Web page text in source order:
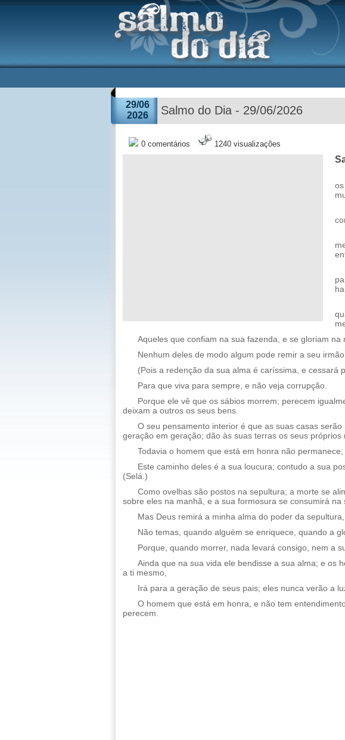
29/06
2026
Salmo do Dia - 29/06/2026
0 comentários 1240 visualizações
Aqueles que confiam na sua fazenda, e se gloriam na
Nenhum deles de modo algum pode remir a seu
(Pois a redenção da sua alma é caríssima, e cessará
Para que viva para sempre, e não veja corrupção.
Porque ele vê que os sábios morrem; perecem
deixam a outros os seus bens.
O seu pensamento interior é que as suas casas
geração em geração; dão às suas terras os seus próprios
Todavia o homem que está em honra não
Este caminho deles é a sua loucura; contudo a sua
(Selá.)
Como ovelhas são postos na sepultura; a morte se
sobre eles na manhã, e a sua formosura se consumirá na
Mas Deus remirá a minha alma do poder da
Não temas, quando alguém se enriquece, quando a
Porque, quando morrer, nada levará consigo, nem a
Ainda que na sua vida ele bendisse a sua alma; e os
a ti mesmo,
Irá para a geração de seus pais; eles nunca verão a
O homem que está em honra, e não tem
perecem.